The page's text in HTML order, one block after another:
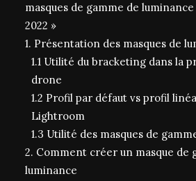
masques de gamme de
2022 »
1. Présentation des masques de
1.1 Utilité du bracketing dans la
drone
1.2 Profil par défaut vs profil
Lightroom
1.3 Utilité des masques de
2. Comment créer un masque de
luminance